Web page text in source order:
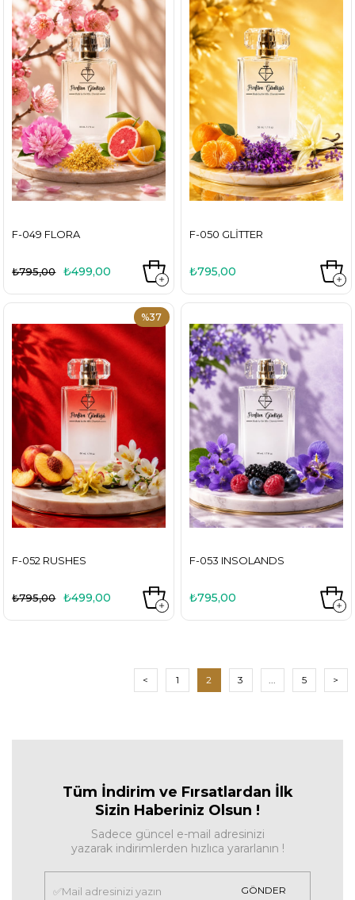
F-049 FLORA
₺499,00
₺795,00
F-050 GLITTER
₺795,00
F-052 RUSHES
₺499,00
₺795,00
%37
F-053 INSOLANDS
₺795,00
< 1 2 3 ... 5 >
Tüm İndirim ve Fırsatlardan İlk
Sizin Haberiniz Olsun !
Sadece güncel e-mail adresinizi
yazarak indirimlerden hızlıca yararlanın !
GÖNDER